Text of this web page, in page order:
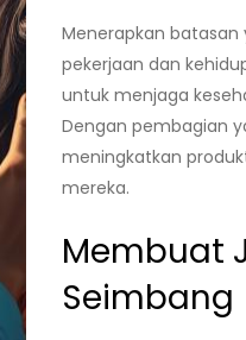
Menerapkan batasan
pekerjaan dan
untuk menjaga
Dengan pembagian
meningkatkan
mereka.
Membuat
Seimbang